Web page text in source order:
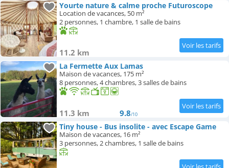
Yourte nature & calme proche Futuroscope
Location de vacances, 50 m²
2 personnes, 1 chambre, 1 salle de bains
11.2 km
La Fermette Aux Lamas
Maison de vacances, 175 m²
8 personnes, 4 chambres, 3 salles de bains
11.3 km 9.8/10
Tiny house - Bus insolite - avec Escape Game
Maison de vacances, 16 m²
3 personnes, 2 chambres, 1 salle de bains